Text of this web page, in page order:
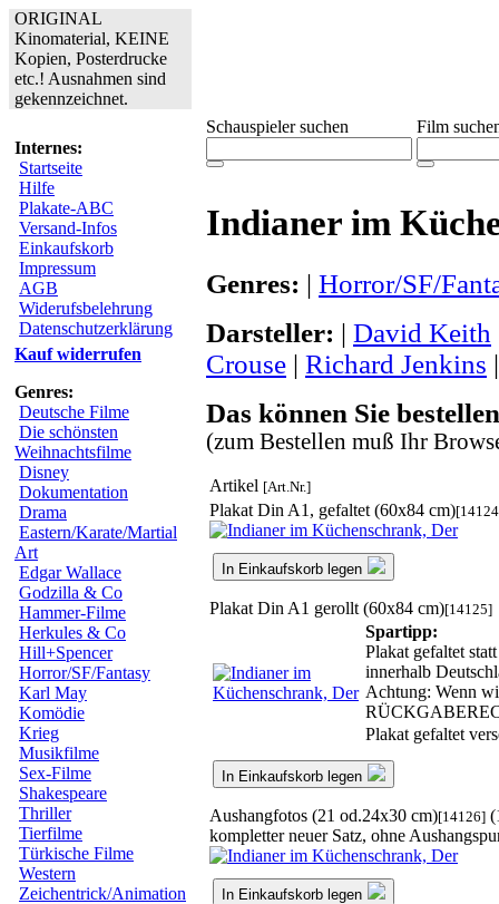
ORIGINAL
Kinomaterial, KEINE
Kopien, Posterdrucke
etc.! Ausnahmen sind
gekennzeichnet.
Internes:
Startseite
Hilfe
Plakate-ABC
Versand-Infos
Einkaufskorb
Impressum
AGB
Widerufsbelehrung
Datenschutzerklärung
Kauf widerrufen
Genres:
Deutsche Filme
Die schönsten
Weihnachtsfilme
Disney
Dokumentation
Drama
Eastern/Karate/Martial
Art
Edgar Wallace
Godzilla & Co
Hammer-Filme
Herkules & Co
Hill+Spencer
Horror/SF/Fantasy
Karl May
Komödie
Krieg
Musikfilme
Sex-Filme
Shakespeare
Thriller
Tierfilme
Türkische Filme
Western
Zeichentrick/Animation
Schauspieler suchen Film
Indianer im
Genres: | Horror/SF/
Darsteller: | David Keith
Crouse | Richard Jenkins
Das können Sie
(zum Bestellen muß Ihr
Artikel [Art.Nr.]
Plakat Din A1, gefaltet (60x84 cm)
In Einkaufskorb legen
Plakat Din A1 gerollt (60x84 cm)[14125]
Spartipp:
Plakat gefaltet
innerhalb
Achtung: Wenn
Plakat gefaltet
In Einkaufskorb legen
Aushangfotos (21 od.24x30 cm)[14126]
kompletter neuer Satz, ohne
In Einkaufskorb legen